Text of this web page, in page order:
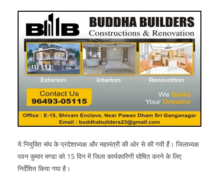
ये नियुक्ति संघ के प्रदेशाध्यक्ष और महामंत्री की ओर से की गयी हैं। जिलाध्यक्ष
पवन कुमार मण्डा को 15 दिन में जिला कार्यकारिणी घोषित करने के लिए
निर्देशित किया गया है।